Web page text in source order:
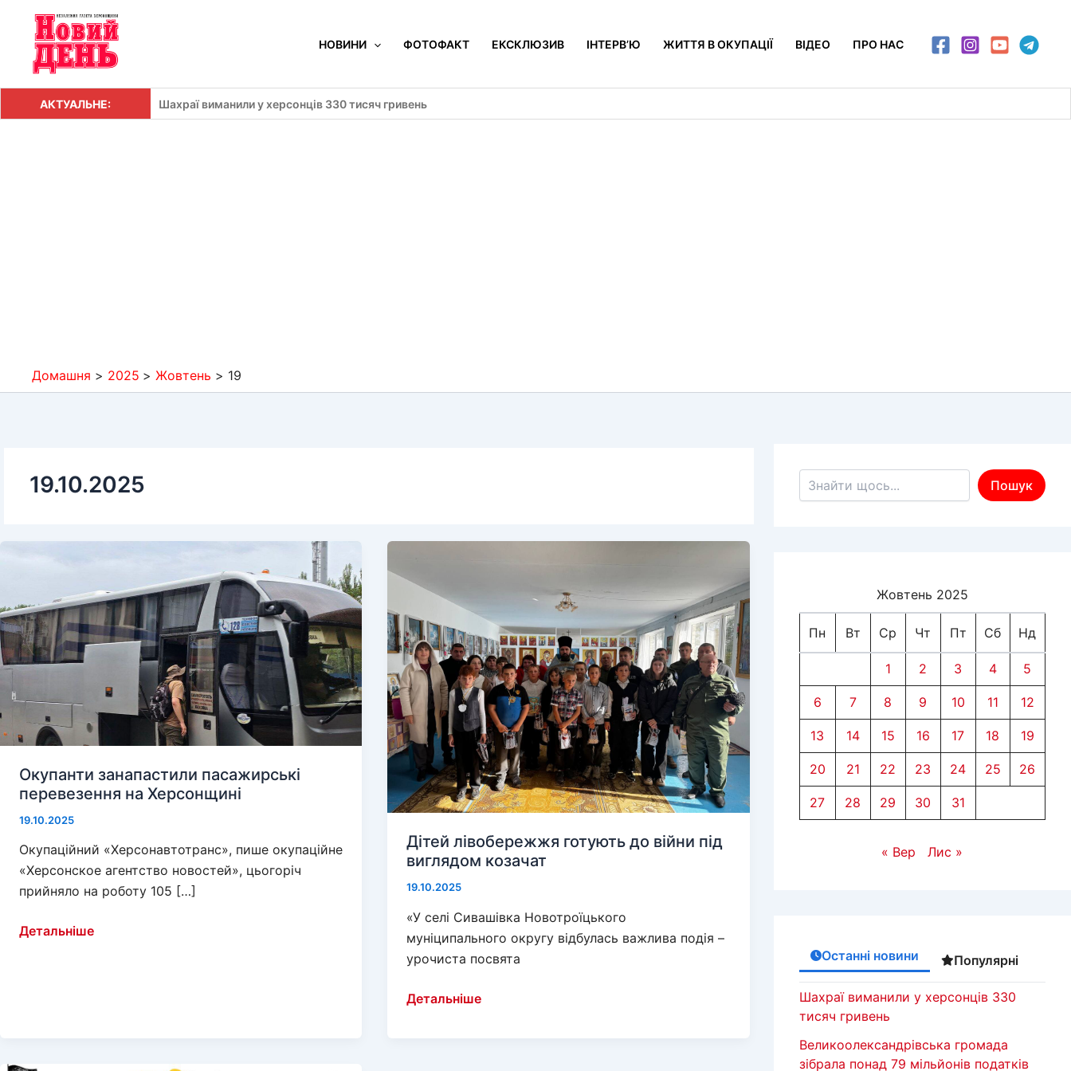
Перейти
вмісту
НОВИНИ ФОТОФАКТ ЕКСКЛЮЗИВ ІНТЕРВ’Ю ЖИТТЯ В ОКУПАЦІЇ ВІДЕО ПРО НАС
АКТУАЛЬНЕ: Шахраї виманили у херсонців 330 тисяч гривень
Домашня 2025 Жовтень 19
19.10.2025
Окупанти занапастили пасажирські
перевезення на Херсонщині
19.10.2025
Окупаційний «Херсонавтотранс», пише окупаційне
«Херсонское агентство новостей», цьогоріч
прийняло на роботу 105 […]
Окупанти
Детальніше
Дітей лівобережжя готують до війни під
виглядом козачат
19.10.2025
«У селі Сивашівка Новотроїцького
муніципального округу відбулась важлива подія –
урочиста посвята
Дітей
Детальніше
Пошук по сайту
Пошук
Жовтень 2025
Пн Вт Ср Чт Пт Сб Нд
1 2 3 4 5
6 7 8 9 10 11 12
13 14 15 16 17 18 19
20 21 22 23 24 25 26
27 28 29 30 31
« Вер Лис »
Останні новини Популярні
Шахраї виманили у херсонців 330
тисяч гривень
Великоолександрівська громада
зібрала понад 79 мільйонів податків